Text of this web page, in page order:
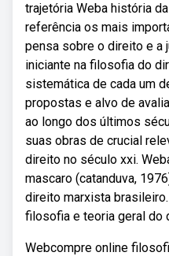
trajetória Weba história
referência os mais
pensa sobre o direito e a
iniciante na filosofia do
sistemática de cada um
propostas e alvo de
ao longo dos últimos
suas obras de crucial
direito no século xxi.
mascaro (catanduva,
direito marxista
filosofia e teoria geral do
Webcompre online